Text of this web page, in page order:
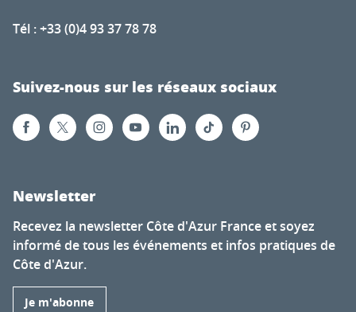
Tél : +33 (0)4 93 37 78 78
Suivez-nous sur les réseaux sociaux
Newsletter
Recevez la newsletter Côte d'Azur France et soyez
informé de tous les événements et infos pratiques de
Côte d'Azur.
Je m'abonne